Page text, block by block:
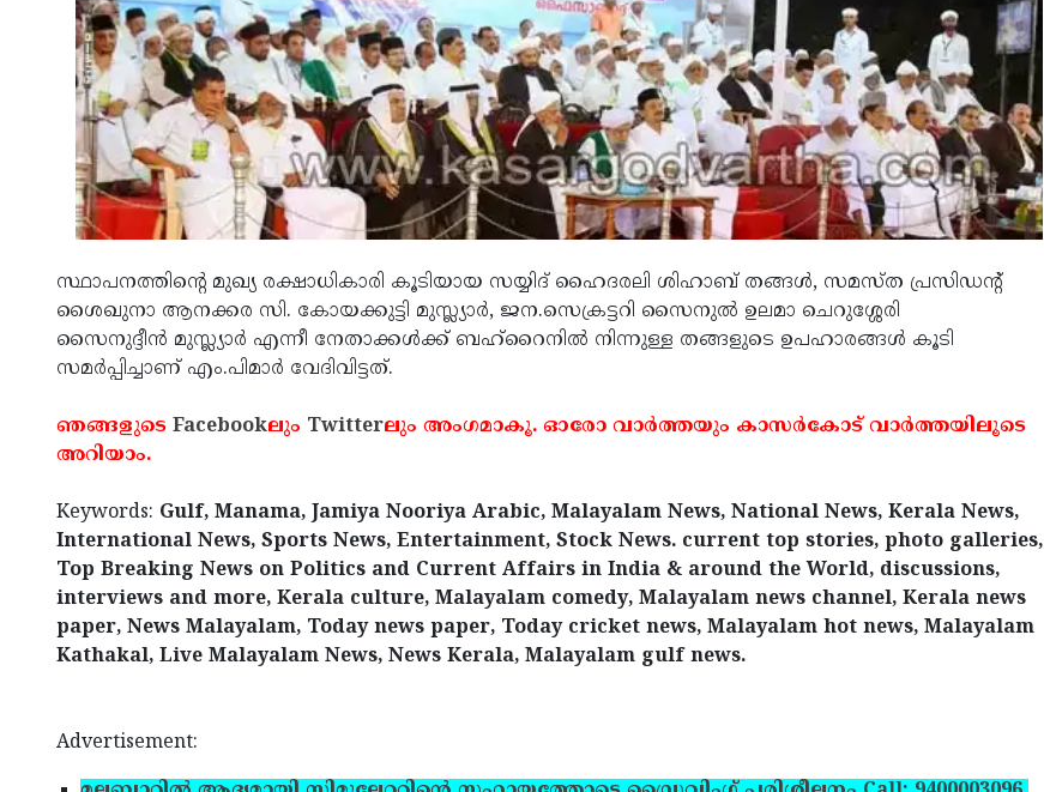
സ്ഥാപനത്തിന്റെ മുഖ്യ രക്ഷാധികാരി കൂടിയായ സയ്യിദ് ഹൈദരലി ശിഹാബ് തങ്ങള്‍, സമസ്ത പ്രസിഡന്റ്
ശൈഖുനാ ആനക്കര സി. കോയക്കുട്ടി മുസ്ല്യാര്‍, ജന.സെക്രട്ടറി സൈനുല്‍ ഉലമാ ചെറുശ്ശേരി
സൈനുദ്ദീൻ മുസ്ല്യാര്‍ എന്നീ നേതാക്കള്‍ക്ക് ബഹ്‌റൈനില്‍ നിന്നുള്ള തങ്ങളുടെ ഉപഹാരങ്ങള്‍ കൂടി
സമര്‍പ്പിച്ചാണ് എം.പിമാര്‍ വേദിവിട്ടത്.
ഞങ്ങളുടെ Facebookലും Twitterലും അംഗമാകൂ. ഓരോ വാര്‍ത്തയും കാസര്‍കോട് വാര്‍ത്തയിലൂടെ
അറിയാം.
Keywords: Gulf, Manama, Jamiya Nooriya Arabic, Malayalam News, National News, Kerala News,
International News, Sports News, Entertainment, Stock News. current top stories, photo galleries,
Top Breaking News on Politics and Current Affairs in India & around the World, discussions,
interviews and more, Kerala culture, Malayalam comedy, Malayalam news channel, Kerala news
paper, News Malayalam, Today news paper, Today cricket news, Malayalam hot news, Malayalam
Kathakal, Live Malayalam News, News Kerala, Malayalam gulf news.
Advertisement: